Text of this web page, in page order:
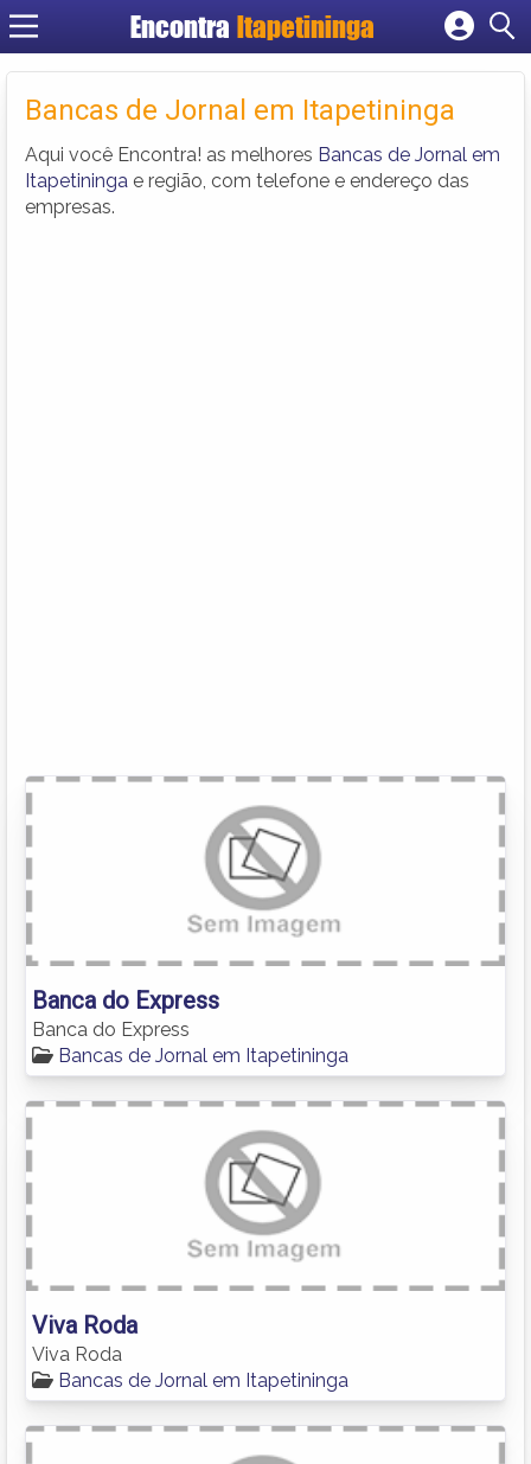
Encontra Itapetininga
Cadastrar empresa
Criar conta
Bancas de Jornal em Itapetininga
Aqui você Encontra! as melhores Bancas de Jornal em
Itapetininga e região, com telefone e endereço das
empresas.
Banca do Express
Banca do Express
Bancas de Jornal em Itapetininga
Viva Roda
Viva Roda
Bancas de Jornal em Itapetininga